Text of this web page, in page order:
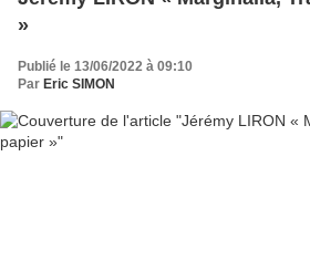
»
Publié le 13/06/2022 à 09:10
Par Eric SIMON